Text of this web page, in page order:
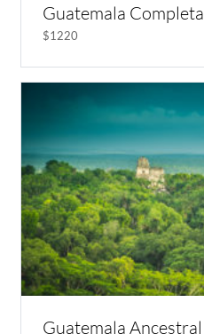
Guatemala Completa
$1220
Guatemala Ancestral